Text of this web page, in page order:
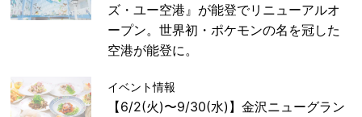
ズ・ユー空港』が能登でリニューアルオ
ープン。世界初・ポケモンの名を冠した
空港が能登に。
イベント情報
【6/2(火)〜9/30(水)】金沢ニューグラン